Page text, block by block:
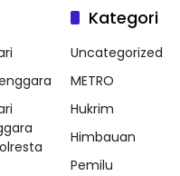
Kategori
Uncategorized
METRO
Hukrim
Himbauan
Pemilu